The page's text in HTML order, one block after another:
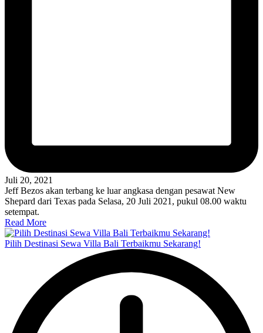
Juli 20, 2021
Jeff Bezos akan terbang ke luar angkasa dengan pesawat New
Shepard dari Texas pada Selasa, 20 Juli 2021, pukul 08.00 waktu
setempat.
Read More
Pilih Destinasi Sewa Villa Bali Terbaikmu Sekarang!